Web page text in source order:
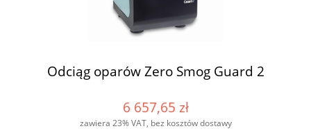
Odciąg oparów Zero Smog Guard 2
6 657,65 zł
zawiera 23% VAT, bez kosztów dostawy